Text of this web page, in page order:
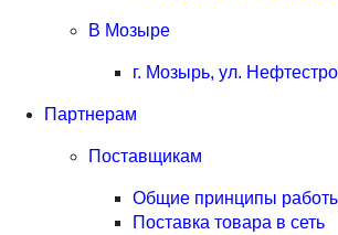
В Мозыре
г. Мозырь, ул.
Партнерам
Поставщикам
Общие принципы
Поставка товара в сеть